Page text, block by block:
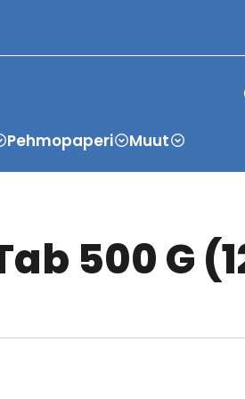
Pehmopaperi Muut
500 G